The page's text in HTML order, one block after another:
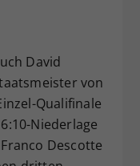
David
von
Qualifinale
Niederlage
Descotte